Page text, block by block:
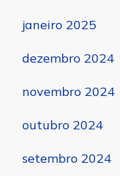
janeiro 2025
dezembro 2024
novembro 2024
outubro 2024
setembro 2024